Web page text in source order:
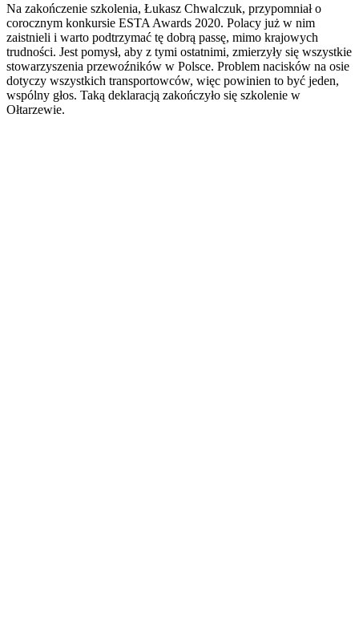
Na zakończenie szkolenia, Łukasz Chwalczuk, przypomniał o
corocznym konkursie ESTA Awards 2020. Polacy już w nim
zaistnieli i warto podtrzymać tę dobrą passę, mimo krajowych
trudności. Jest pomysł, aby z tymi ostatnimi, zmierzyły się wszystkie
stowarzyszenia przewoźników w Polsce. Problem nacisków na osie
dotyczy wszystkich transportowców, więc powinien to być jeden,
wspólny głos. Taką deklaracją zakończyło się szkolenie w
Ołtarzewie.